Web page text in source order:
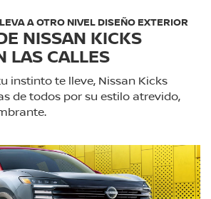
A OTRO NIVEL DISEÑO EXTERIOR
NISSAN KICKS
LAS CALLES
instinto te lleve, Nissan Kicks
de todos por su estilo atrevido,